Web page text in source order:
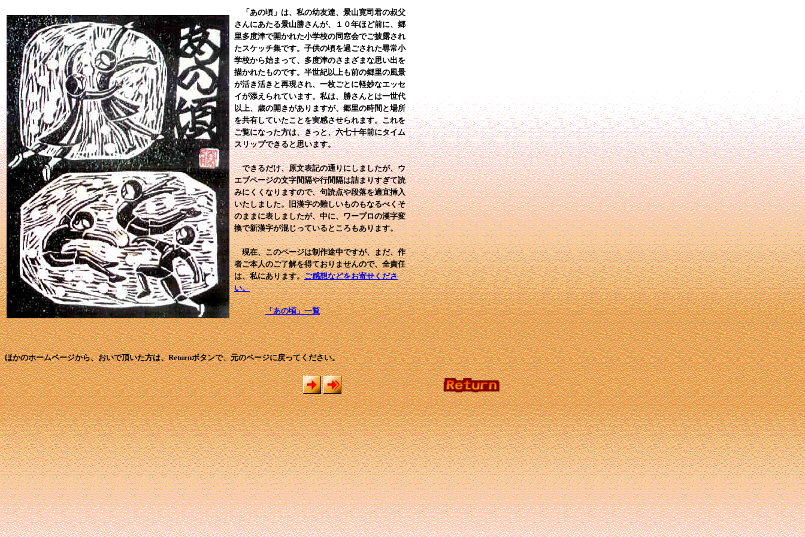
「あの頃」は、私の幼友達、景山寛司君の叔父
さんにあたる景山勝さんが、１０年ほど前に、郷
里多度津で開かれた小学校の同窓会でご披露され
たスケッチ集です。子供の頃を過ごされた尋常小
学校から始まって、多度津のさまざまな思い出を
描かれたものです。半世紀以上も前の郷里の風景
が活き活きと再現され、一枚ごとに軽妙なエッセ
イが添えられています。私は、勝さんとは一世代
以上、歳の開きがありますが、郷里の時間と場所
を共有していたことを実感させられます。これを
ご覧になった方は、きっと、六七十年前にタイム
スリップできると思います。
できるだけ、原文表記の通りにしましたが、ウ
エブページの文字間隔や行間隔は詰まりすぎて読
みにくくなりますので、句読点や段落を適宜挿入
いたしました。旧漢字の難しいものもなるべくそ
のままに表しましたが、中に、ワープロの漢字変
換で新漢字が混じっているところもあります。
現在、このページは制作途中ですが、まだ、作
者ご本人のご了解を得ておりませんので、全責任
は、私にあります。ご感想などをお寄せくださ
い。
「あの頃」一覧
ほかのホームページから、おいで頂いた方は、Returnボタンで、元のページに戻ってください。